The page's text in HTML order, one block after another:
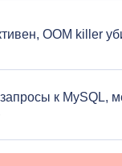
OOM killer
к MySQL,